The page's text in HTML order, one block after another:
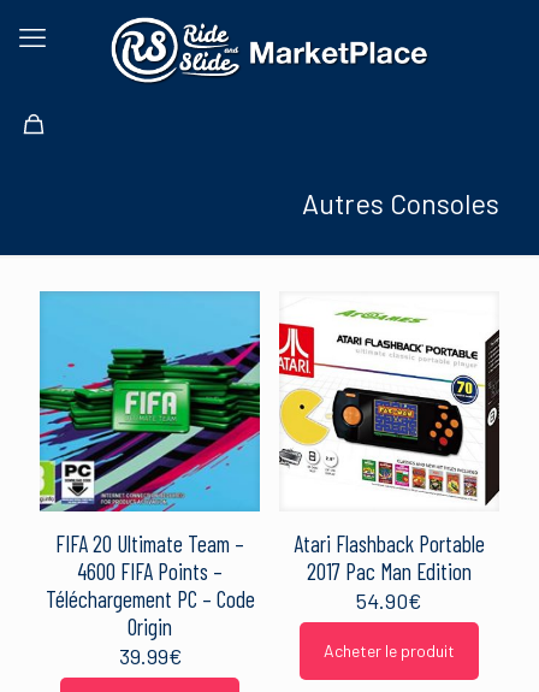
Autres Consoles
FIFA 20 Ultimate Team –
4600 FIFA Points –
Téléchargement PC – Code
Origin
39.99€
Atari Flashback Portable
2017 Pac Man Edition
54.90€
Acheter le produit